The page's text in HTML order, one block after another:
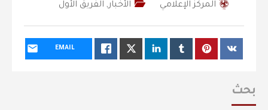
المركز الإعلامي الأخبار, الفريق الأول
EMAIL
بحث